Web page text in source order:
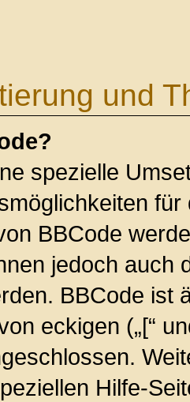
und
spezielle
BBCode
jedoch auch
BBCode ist
eckigen („[“
Hilfe-